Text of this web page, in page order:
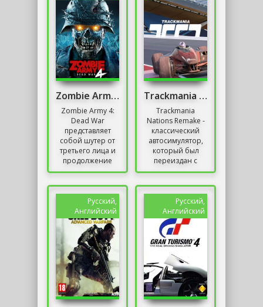
Zombie Army 4: Dead War
Zombie Army 4:
Dead War
представляет
собой шутер от
третьего лица и
продолжение
серии Sniper Elite.
в
альтернативной...
Trackmania 2020
Trackmania
Nations Remake -
классический
автосимулятор,
который был
переиздан с
улучшенной
геймплеем....
Русский,
Английский
Русский,
Английский